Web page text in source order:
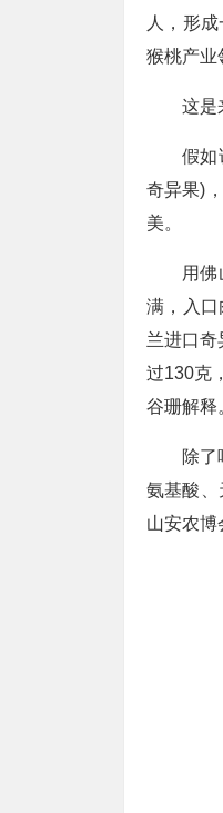
人，形
猴桃产业
这是
假如
奇异果)
美。
用
满，入
兰进口奇
过130克
谷珊解释
除了
氨基酸
山安农博